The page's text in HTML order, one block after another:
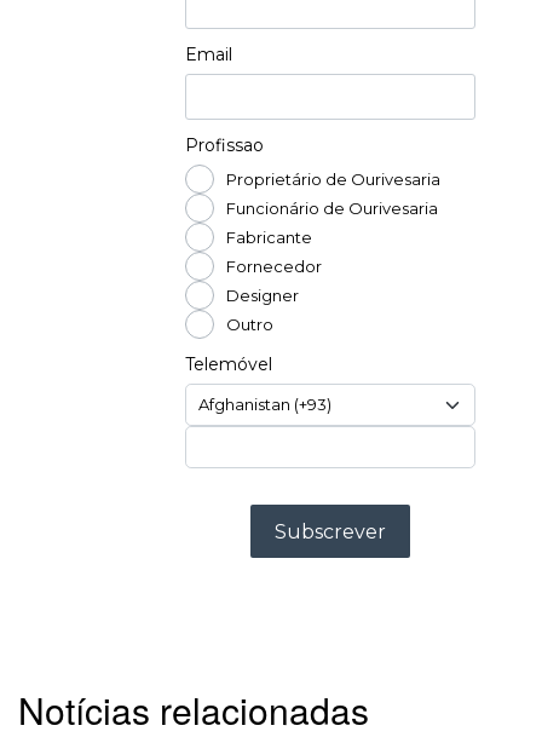
Notícias relacionadas